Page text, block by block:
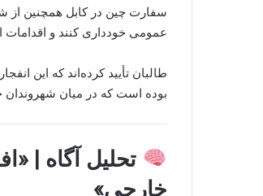
سفارت چین در کابل همچنین از
عمومی خودداری کنند و اقدامات
بوده است که در میان
تحلیل آگاه |
خارجی»